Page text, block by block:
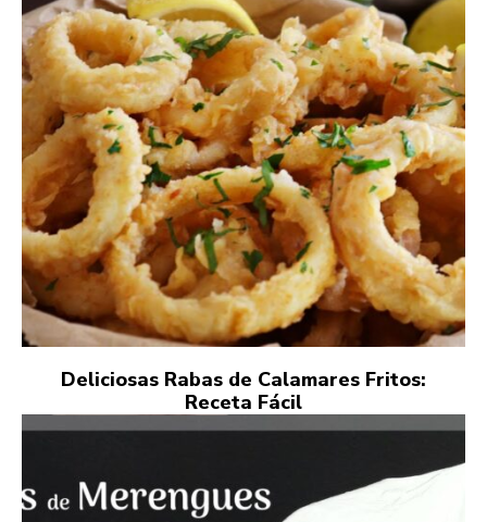
Deliciosas Rabas de Calamares Fritos:
Receta Fácil